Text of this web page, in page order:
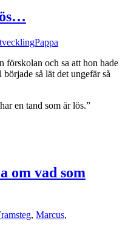
Pappa
förskolan och sa att hon hade
så lät det ungefär så
en tand som är lös.”
om vad som
, Marcus,